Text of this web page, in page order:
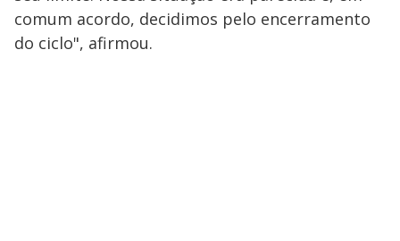
comum acordo, decidimos pelo encerramento
do ciclo", afirmou.